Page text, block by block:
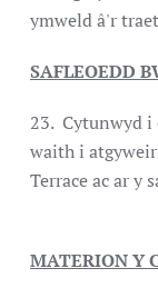
ymweld â'r
SAFLEOEDD
23. Cytunwyd
waith i
Terrace ac
MATERION Y